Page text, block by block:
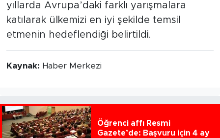
yıllarda Avrupa’daki farklı yarışmalara
katılarak ülkemizi en iyi şekilde temsil
etmenin hedeflendiği belirtildi.
Kaynak: Haber Merkezi
Öğrenci affı Resmi
Gazete’de: Başvuru için 4 ay